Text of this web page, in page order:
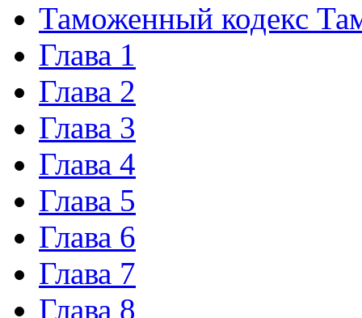
Таможенный кодекс
Глава 1
Глава 2
Глава 3
Глава 4
Глава 5
Глава 6
Глава 7
Глава 8